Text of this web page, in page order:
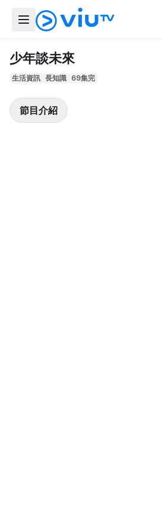
少年談未來
生活資訊 長知識 69集完
節目介紹